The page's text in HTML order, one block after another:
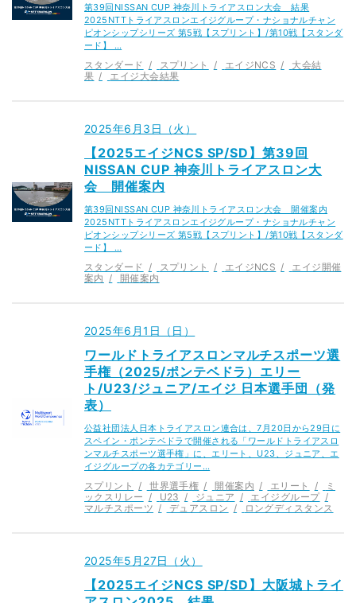
第39回NISSAN CUP 神奈川トライアスロン大会 結果
2025NTTトライアスロンエイジグループ・ナショナルチャン
ピオンシップシリーズ 第5戦【スプリント】/第10戦【スタンダ
ード】 …
スタンダード スプリント エイジNCS
大会結
果
エイジ大会結果
2025年6月3日（火）
【2025エイジNCS SP/SD】第39回
NISSAN CUP 神奈川トライアスロン大
会 開催案内
第39回NISSAN CUP 神奈川トライアスロン大会 開催案内
2025NTTトライアスロンエイジグループ・ナショナルチャン
ピオンシップシリーズ 第5戦【スプリント】/第10戦【スタンダ
ード】 …
スタンダード スプリント エイジNCS
エイジ開催
案内
開催案内
2025年6月1日（日）
ワールドトライアスロンマルチスポーツ選
手権（2025/ポンテベドラ）エリー
ト/U23/ジュニア/エイジ 日本選手団（発
表）
公益社団法人日本トライアスロン連合は、7月20日から29日に
スペイン・ポンテベドラで開催される「ワールドトライアスロ
ンマルチスポーツ選手権」に、エリート、U23、ジュニア、エ
イジグループの各カテゴリー…
スプリント 世界選手権 開催案内 エリート
ミ
ックスリレー
U23 ジュニア
エイジグループ
マルチスポーツ
デュアスロン ロングディスタンス
2025年5月27日（火）
【2025エイジNCS SP/SD】大阪城トライ